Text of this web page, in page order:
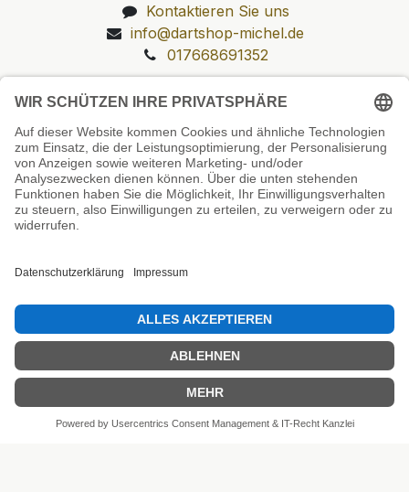
Kontaktieren Sie uns
info@dartshop-michel.de
017668691352
Unsere Prüfsiegel